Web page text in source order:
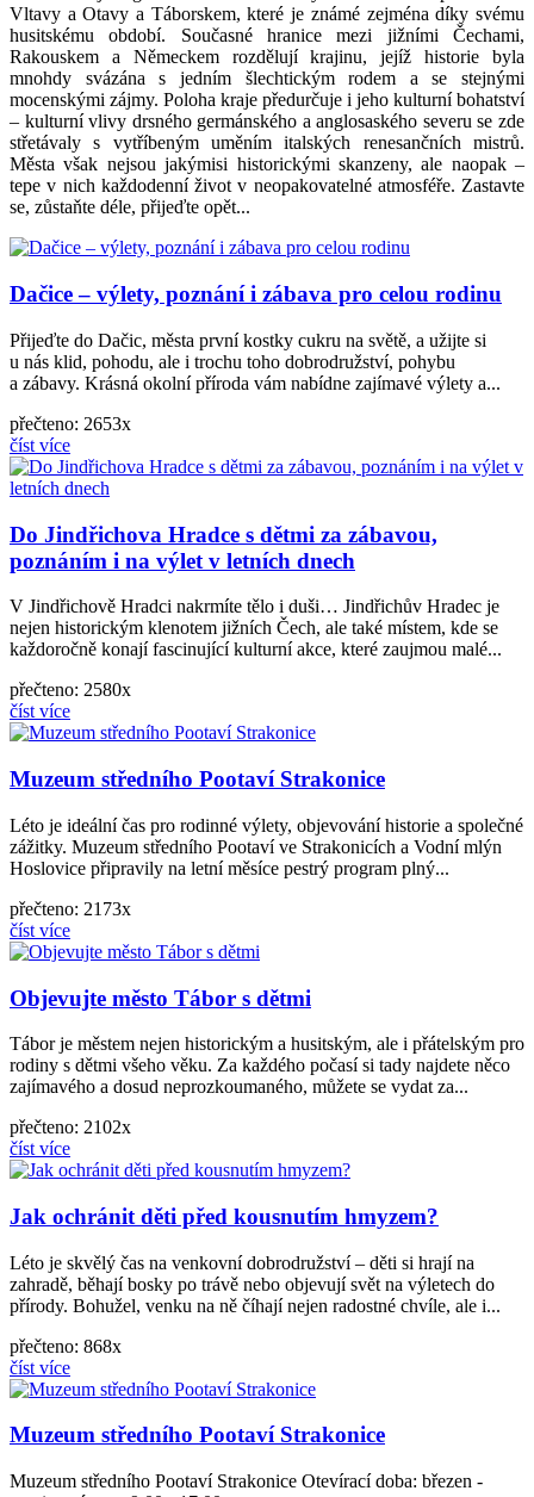
Vltavy a Otavy a Táborskem, které je známé zejména díky svému
husitskému období. Současné hranice mezi jižními Čechami,
Rakouskem a Německem rozdělují krajinu, jejíž historie byla
mnohdy svázána s jedním šlechtickým rodem a se stejnými
mocenskými zájmy. Poloha kraje předurčuje i jeho kulturní bohatství
– kulturní vlivy drsného germánského a anglosaského severu se zde
střetávaly s vytříbeným uměním italských renesančních mistrů.
Města však nejsou jakýmisi historickými skanzeny, ale naopak –
tepe v nich každodenní život v neopakovatelné atmosféře. Zastavte
se, zůstaňte déle, přijeďte opět...
Dačice – výlety, poznání i zábava pro celou rodinu
Přijeďte do Dačic, města první kostky cukru na světě, a užijte si
u nás klid, pohodu, ale i trochu toho dobrodružství, pohybu
a zábavy. Krásná okolní příroda vám nabídne zajímavé výlety a...
přečteno: 2653x
číst více
Do Jindřichova Hradce s dětmi za zábavou,
poznáním i na výlet v letních dnech
V Jindřichově Hradci nakrmíte tělo i duši… Jindřichův Hradec je
nejen historickým klenotem jižních Čech, ale také místem, kde se
každoročně konají fascinující kulturní akce, které zaujmou malé...
přečteno: 2580x
číst více
Muzeum středního Pootaví Strakonice
Léto je ideální čas pro rodinné výlety, objevování historie a společné
zážitky. Muzeum středního Pootaví ve Strakonicích a Vodní mlýn
Hoslovice připravily na letní měsíce pestrý program plný...
přečteno: 2173x
číst více
Objevujte město Tábor s dětmi
Tábor je městem nejen historickým a husitským, ale i přátelským pro
rodiny s dětmi všeho věku. Za každého počasí si tady najdete něco
zajímavého a dosud neprozkoumaného, můžete se vydat za...
přečteno: 2102x
číst více
Jak ochránit děti před kousnutím hmyzem?
Léto je skvělý čas na venkovní dobrodružství – děti si hrají na
zahradě, běhají bosky po trávě nebo objevují svět na výletech do
přírody. Bohužel, venku na ně číhají nejen radostné chvíle, ale i...
přečteno: 868x
číst více
Muzeum středního Pootaví Strakonice
Muzeum středního Pootaví Strakonice Otevírací doba: březen -